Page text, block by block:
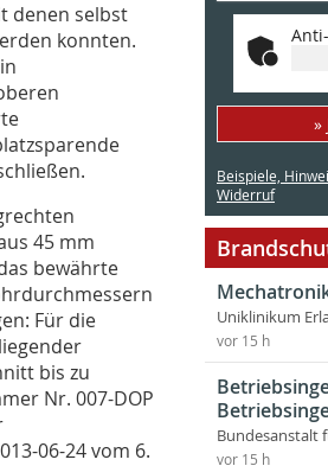
denen selbst
konnten.
45 mm
bewährte
Für die
bis zu
Nr. 007-DOP
06-24 vom 6.
»
Beispiele,
Widerruf
Uniklinikum
vor 15 h
Bundesanstalt
vor 15 h